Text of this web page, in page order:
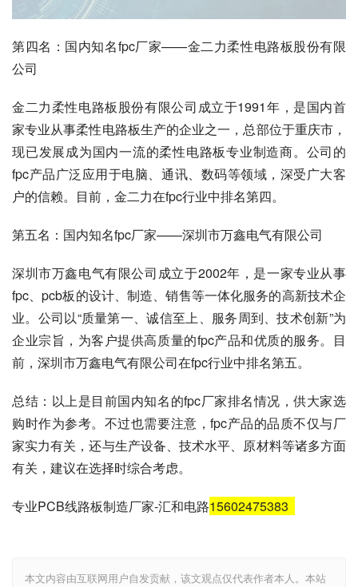
第四名：国内知名fpc厂家——金二力柔性电路板股份有限
公司
金二力柔性电路板股份有限公司成立于1991年，是国内首
家专业从事柔性电路板生产的企业之一，总部位于重庆市，
现已发展成为国内一流的柔性电路板专业制造商。公司的
fpc产品广泛应用于电脑、通讯、数码等领域，深受广大客
户的信赖。目前，金二力在fpc行业中排名第四。
第五名：国内知名fpc厂家——深圳市万鑫电气有限公司
深圳市万鑫电气有限公司成立于2002年，是一家专业从事
fpc、pcb板的设计、制造、销售等一体化服务的高新技术企
业。公司以“质量第一、诚信至上、服务周到、技术创新”为
企业宗旨，为客户提供高质量的fpc产品和优质的服务。目
前，深圳市万鑫电气有限公司在fpc行业中排名第五。
总结：以上是目前国内知名的fpc厂家排名情况，供大家选
购时作为参考。不过也需要注意，fpc产品的品质不仅与厂
家实力有关，还与生产设备、技术水平、原材料等诸多方面
有关，建议在选择时综合考虑。
专业PCB线路板制造厂家-汇和电路15602475383
本文内容由互联网用户自发贡献，该文观点仅代表作者本人。本站